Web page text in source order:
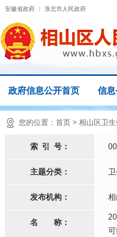
安徽省政府 淮北市人民政府
政府信息公开首页 信
您的位置： 首页 > 相山区卫
索 引 号：
主题分类：
发布机构：
名 称：